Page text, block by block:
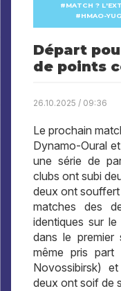
MATCH ?
HMAO-
Départ
de points
26.10.2025 / 09:36
Le prochain
Dynamo-Oural
une série de
clubs ont subi
deux ont
matches des
identiques sur
dans le
même pris
Novossibirsk)
deux ont soif de